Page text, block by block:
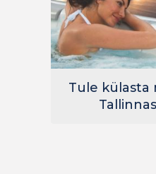
Tule külasta